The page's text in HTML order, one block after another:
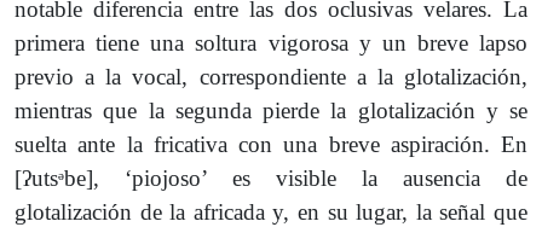
notable diferencia entre las dos oclusivas velares. La
primera tiene una soltura vigorosa y un breve lapso
previo a la vocal, correspondiente a la glotalización,
mientras que la segunda pierde la glotalización y se
suelta ante la fricativa con una breve aspiración. En
[ʔutsᵊbe], ‘piojoso’ es visible la ausencia de
glotalización de la africada y, en su lugar, la señal que